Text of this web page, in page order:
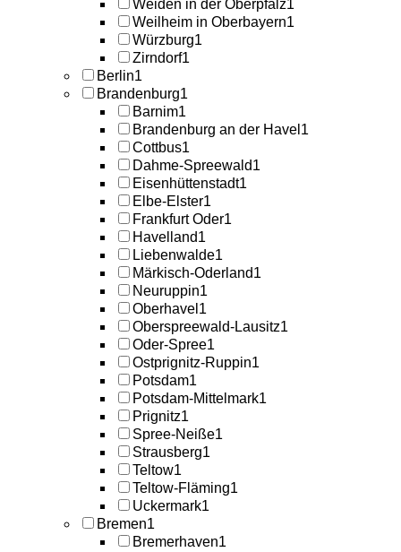
Weiden in der Oberpfalz1
Weilheim in Oberbayern1
Würzburg1
Zirndorf1
Berlin1
Brandenburg1
Barnim1
Brandenburg an der Havel 1
Cottbus1
Dahme-Spreewald1
Eisenhüttenstadt1
Elbe-Elster1
Frankfurt Oder1
Havelland1
Liebenwalde1
Märkisch-Oderland1
Neuruppin1
Oberhavel 1
Oberspreewald-Lausitz1
Oder-Spree1
Ostprignitz-Ruppin1
Potsdam1
Potsdam-Mittelmark1
Prignitz1
Spree-Neiße1
Strausberg1
Teltow1
Teltow-Fläming1
Uckermark1
Bremen1
Bremerhaven1